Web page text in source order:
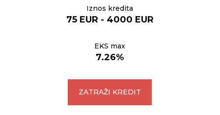
Iznos kredita
75 EUR - 4000 EUR
EKS max
7.26%
ZATRAŽI KREDIT